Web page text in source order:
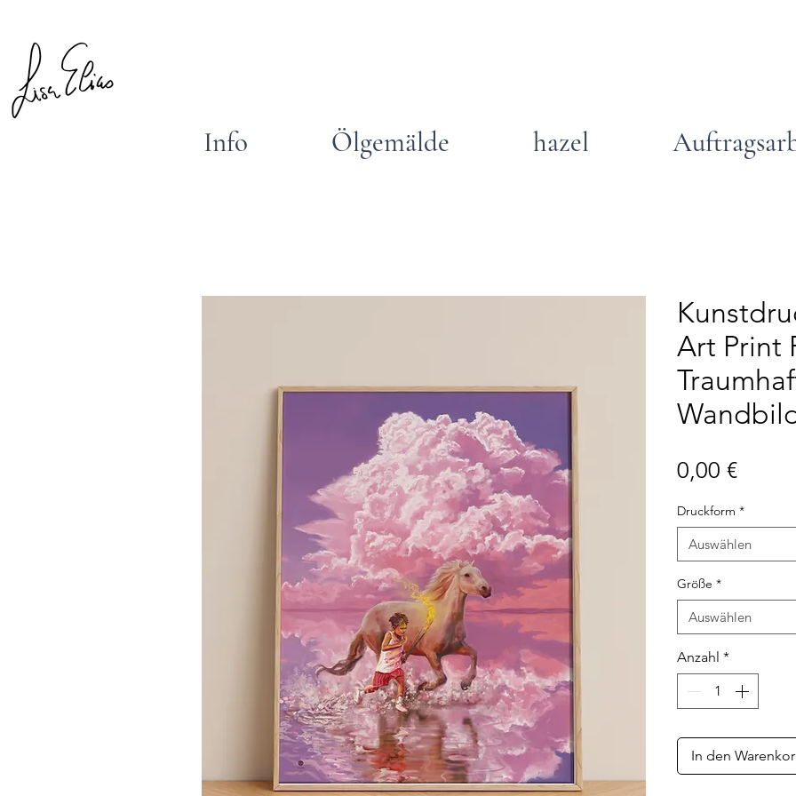
Info Ölgemälde hazel
Art Print
0,00 €Preis
Druckform *
Auswählen
Größe *
Auswählen
Anzahl *
In den